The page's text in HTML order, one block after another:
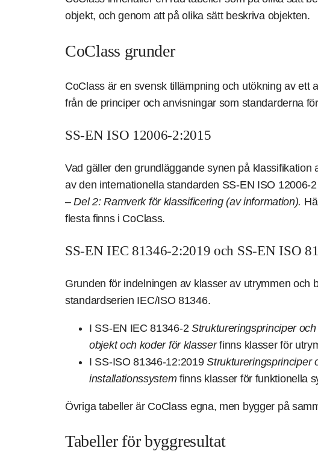
objekt, och genom att på olika sätt beskriva objekten.
CoClass grunder
CoClass är en svensk tillämpning och utökning av ett
från de principer och anvisningar som standarderna
SS-EN ISO 12006-2:2015
Vad gäller den grundläggande synen på
av den internationella standarden SS-EN ISO 12006-
– Del 2: Ramverk för klassificering (av information).
flesta finns i CoClass.
SS-EN IEC 81346-2:2019 och SS-EN ISO
Grunden för indelningen av klasser av utrymmen och
standardserien IEC/ISO 81346.
I SS-EN IEC 81346-2 Struktureringsprinciper
objekt och koder för klasserfinns klasser för
I SS-ISO 81346-12:2019Struktureringsprinciper
installationssystemfinns klasser för funktionella
Övriga tabeller är CoClass egna, men bygger på
Tabeller för byggresultat